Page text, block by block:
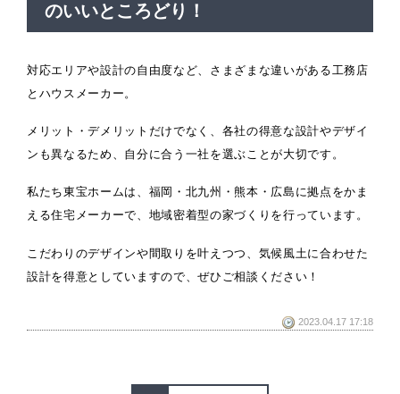
のいいところどり！
対応エリアや設計の自由度など、さまざまな違いがある工務店
とハウスメーカー。
メリット・デメリットだけでなく、各社の得意な設計やデザイ
ンも異なるため、自分に合う一社を選ぶことが大切です。
私たち東宝ホームは、福岡・北九州・熊本・広島に拠点をかま
える住宅メーカーで、地域密着型の家づくりを行っています。
こだわりのデザインや間取りを叶えつつ、気候風土に合わせた
設計を得意としていますので、ぜひご相談ください！
2023.04.17 17:18